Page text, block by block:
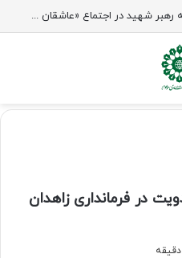
شیخ نعیم قاسم: راه امام حسین(ع) تا ظهور ادامه دارد؛ مقاومت از کربلا الهام می‌گیرد
در فرمانداری زاهدان